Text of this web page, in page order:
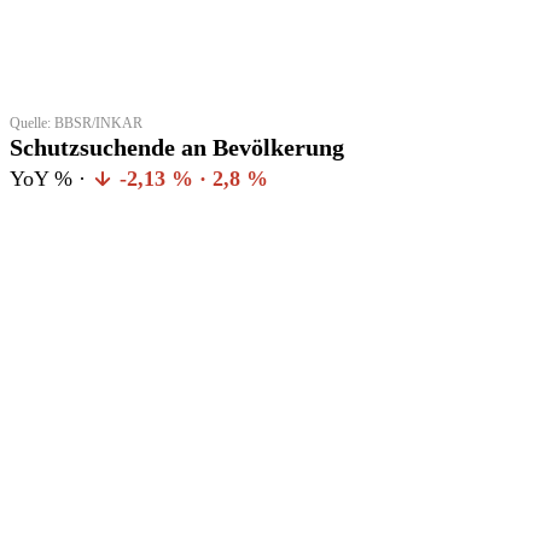
Quelle: BBSR/INKAR
Schutzsuchende an Bevölkerung
YoY % · -2,13 % · 2,8 %